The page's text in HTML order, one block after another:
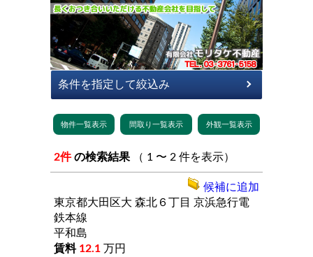
2件 の検索結果 （ 1 〜 2 件を表示）
東京都大田区大 森北６丁目 京浜急行電
鉄本線
平和島
12.1 万円
候補に追加